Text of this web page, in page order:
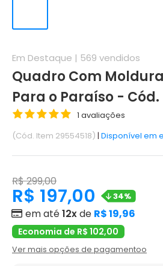
Em Destaque | 569 vendidos
Quadro Com
Para o Paraíso - Cód.
1 avaliações
(Cód. Item 29554518) | Disponível em
R$ 299,00
R$ 197,00 34%
em até12xde R$ 19,96
Economia de R$ 102,00
Ver mais opções de pagamentoo